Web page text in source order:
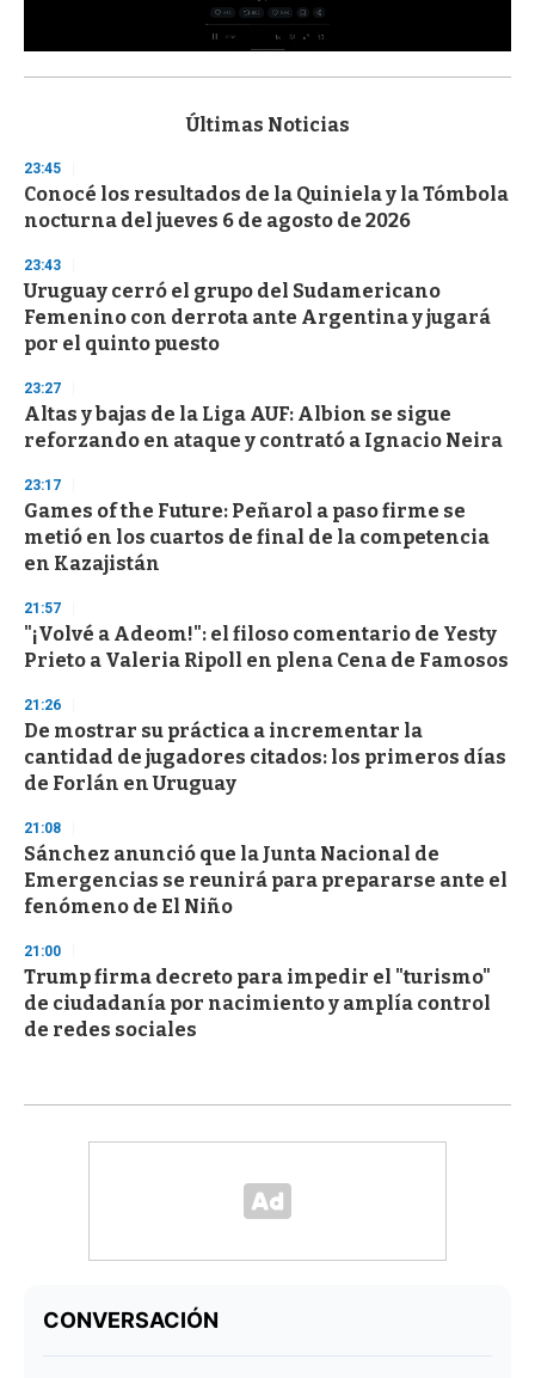
s
d
s
o
f
3
s
e
c
o
d
s
Últimas Noticias
23:45
Conocé los resultados de la Quiniela y la Tómbola
nocturna del jueves 6 de agosto de 2026
23:43
Uruguay cerró el grupo del Sudamericano
Femenino con derrota ante Argentina y jugará
por el quinto puesto
23:27
Altas y bajas de la Liga AUF: Albion se sigue
reforzando en ataque y contrató a Ignacio Neira
23:17
Games of the Future: Peñarol a paso firme se
metió en los cuartos de final de la competencia
en Kazajistán
21:57
"¡Volvé a Adeom!": el filoso comentario de Yesty
Prieto a Valeria Ripoll en plena Cena de Famosos
21:26
De mostrar su práctica a incrementar la
cantidad de jugadores citados: los primeros días
de Forlán en Uruguay
21:08
Sánchez anunció que la Junta Nacional de
Emergencias se reunirá para prepararse ante el
fenómeno de El Niño
21:00
Trump firma decreto para impedir el "turismo"
de ciudadanía por nacimiento y amplía control
de redes sociales